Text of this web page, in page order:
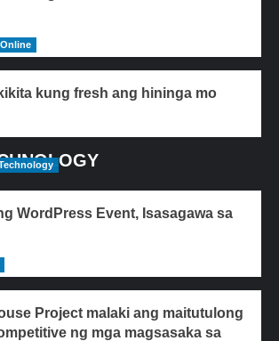
kung fresh ang hininga mo
WordPress Event, Isasagawa sa
Project malaki ang maitutulong
ng mga magsasaka sa